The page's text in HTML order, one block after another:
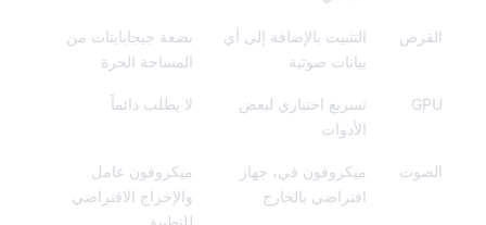
التثبيت بالإضافة إلى أي
بيانات صوتية
بضعة جيجابايتات من
المساحة الحرة
تسريع اختياري لبعض
لا يطلب دائماً
ميكروفون في، جهاز
افتراضي بالخارج
ميكروفون عامل
والإخراج الافتراضي